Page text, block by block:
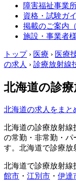
障害福祉事業
資格・試験ガ
掲載のご案内
施設・事業者
トップ › 医療 › 医療
の求人 › 診療放射線
北海道の診
北海道の求人をまと
北海道の診療放射線
の常勤・非常勤・パ
す。北海道で診療放
北海道で診療放射線
館市 ・ 江別市 ・ 伊達